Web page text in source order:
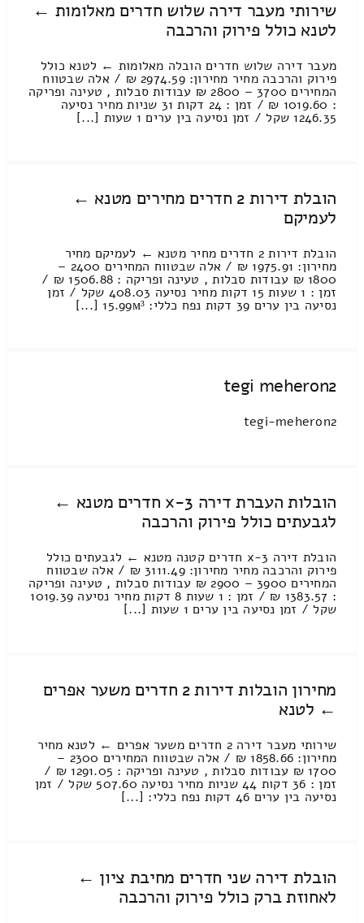
שירותי מעבר דירה שלוש חדרים מאלומות ←
לטנא כולל פירוק והרכבה
מעבר דירה שלוש חדרים הובלה מאלומות ← לטנא כולל
פירוק והרכבה מחיר מחירון: 2974.59 ₪ / אלה שבטווח
המחירים 3700 – 2800 ₪ עבודות סבלות , טעינה ופריקה
: 1019.60 ₪ / זמן : 24 דקות 31 שניות מחיר נסיעה
1246.35 שקל / זמן נסיעה בין ערים 1 שעות [...]
הובלת דירות 2 חדרים מחירים מטנא ←
לעמיקם
הובלת דירות 2 חדרים מחיר מטנא ← לעמיקם מחיר
מחירון: 1975.91 ₪ / אלה שבטווח המחירים 2400 –
1800 ₪ עבודות סבלות , טעינה ופריקה : 1506.88 ₪ /
זמן : 1 שעות 15 דקות מחיר נסיעה 408.03 שקל / זמן
נסיעה בין ערים 39 דקות נפח כללי: 15.99м³ [...]
tegi meheron2
tegi-meheron2
הובלות העברת דירה 3-x חדרים מטנא ←
לגבעתים כולל פירוק והרכבה
הובלת דירה 3-x חדרים קטנה מטנא ← לגבעתים כולל
פירוק והרכבה מחיר מחירון: 3111.49 ₪ / אלה שבטווח
המחירים 3900 – 2900 ₪ עבודות סבלות , טעינה ופריקה
: 1383.57 ₪ / זמן : 1 שעות 8 דקות מחיר נסיעה 1019.39
שקל / זמן נסיעה בין ערים 1 שעות [...]
מחירון הובלות דירות 2 חדרים משער אפרים
← לטנא
שירותי מעבר דירה 2 חדרים משער אפרים ← לטנא מחיר
מחירון: 1858.66 ₪ / אלה שבטווח המחירים 2300 –
1700 ₪ עבודות סבלות , טעינה ופריקה : 1291.05 ₪ /
זמן : 36 דקות 44 שניות מחיר נסיעה 507.60 שקל / זמן
נסיעה בין ערים 46 דקות נפח כללי: [...]
הובלת דירה שני חדרים מחיבת ציון ←
לאחוזת ברק כולל פירוק והרכבה